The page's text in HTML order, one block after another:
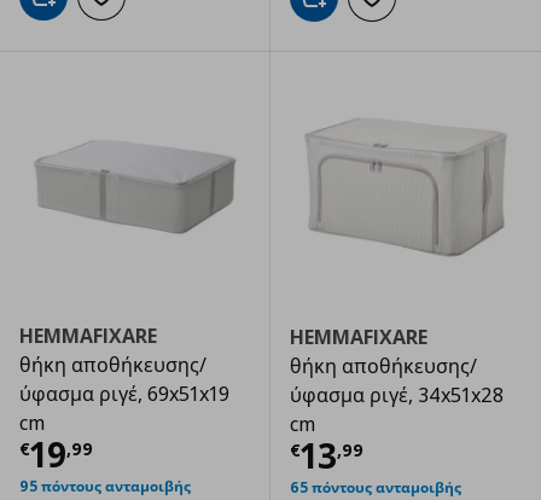
Προσθήκη στο καλάθι
Προσθήκη στα
HEMMAFIXARE
θήκη αποθήκευσης/
ύφασμα ριγέ, 69x51x19
cm
€19,99
Τρέχουσα τιμή € 19,99
95 πόντους ανταμοιβής
HEMMAFIXARE
θήκη αποθήκευσης/
ύφασμα ριγέ, 34x51x28
cm
€13,99
Τρέχουσα
65 πόντους ανταμοιβής